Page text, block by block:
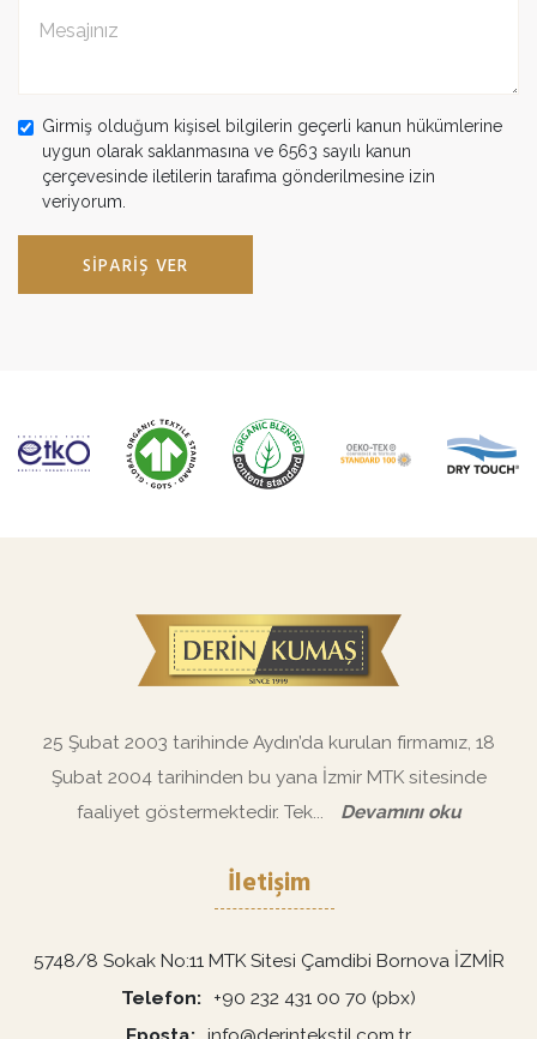
Girmiş olduğum kişisel bilgilerin geçerli kanun hükümlerine
uygun olarak saklanmasına ve 6563 sayılı kanun
çerçevesinde iletilerin tarafıma gönderilmesine izin
veriyorum.
SIPARIŞ VER
25 Şubat 2003 tarihinde Aydın’da kurulan firmamız, 18
Şubat 2004 tarihinden bu yana İzmir MTK sitesinde
faaliyet göstermektedir. Tek...
Devamını oku
İletişim
5748/8 Sokak No:11 MTK Sitesi Çamdibi Bornova İZMİR
Telefon
+90 232 431 00 70 (pbx)